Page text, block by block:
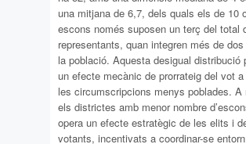
una mitjana de 6,7, dels quals els de 10
escons només suposen un terç del total
representants, quan integren més de
la població. Aquesta desigual distribució
un efecte mecànic de prorrateig del vot
les circumscripcions menys poblades. A
els districtes amb menor nombre
opera un efecte estratègic de les elits i
votants, incentivats a coordinar-se